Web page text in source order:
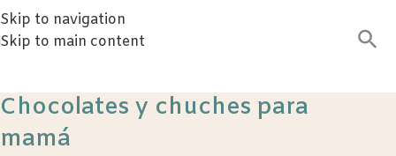
Skip to navigation
Skip to main content
Chocolates y chuches para
mamá